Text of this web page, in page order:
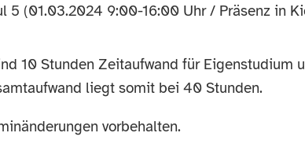
5 (01.03.2024 9:00-16:00 Uhr / Präsenz in
10 Stunden Zeitaufwand für Eigenstudium
liegt somit bei 40 Stunden.
vorbehalten.